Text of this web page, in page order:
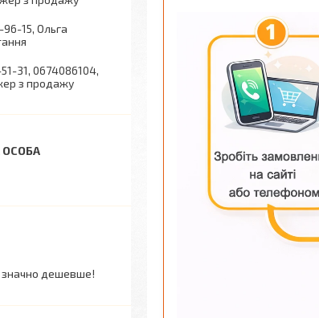
96-15 Ольга
31 0674086104
з продажу
значно дешевше!